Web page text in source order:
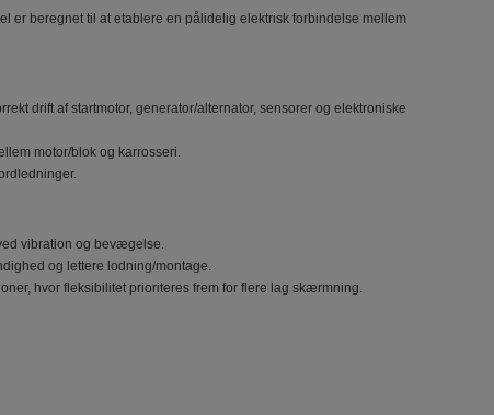
er beregnet til at etablere en pålidelig elektrisk forbindelse mellem
drift af startmotor, generator/alternator, sensorer og elektroniske
motor/blok og karrosseri.
vibration og bevægelse.
og lettere lodning/montage.
hvor fleksibilitet prioriteres frem for flere lag skærmning.